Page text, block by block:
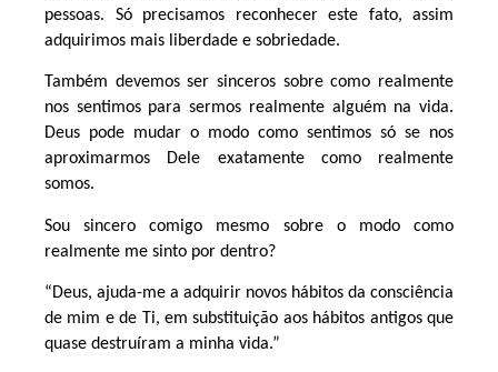
pessoas. Só precisamos reconhecer este fato, assim
adquirimos mais liberdade e sobriedade.
Também devemos ser sinceros sobre como realmente
nos sentimos para sermos realmente alguém na vida.
Deus pode mudar o modo como sentimos só se nos
aproximarmos Dele exatamente como realmente
somos.
Sou sincero comigo mesmo sobre o modo como
realmente me sinto por dentro?
“Deus, ajuda-me a adquirir novos hábitos da consciência
de mim e de Ti, em substituição aos hábitos antigos que
quase destruíram a minha vida.”